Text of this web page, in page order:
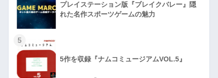
プレイステーション版『ブレイクバレー』隠
れた名作スポーツゲームの魅力
5
5作を収録『ナムコミュージアムVOL.5』